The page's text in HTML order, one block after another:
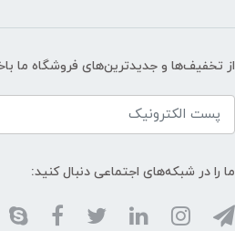
از تخفیف‌ها و جدیدترین‌های فروشگاه ما
ما را در شبکه‌های اجتماعی دنبال کنید: